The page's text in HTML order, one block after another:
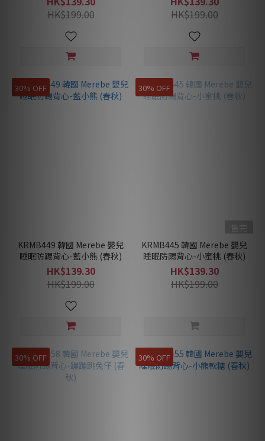
HK$199.00
HK$199.00
30% OFF
KRMB449 韓國 Merebe 嬰兒
睡眠防踢背心-藍小熊 (春秋)
HK$139.30
HK$199.00
30% OFF
KRMB445 韓國 Merebe 嬰兒
睡眠防踢背心-小蜜桃 (春秋)
HK$139.30
HK$199.00
30% OFF 30% OFF